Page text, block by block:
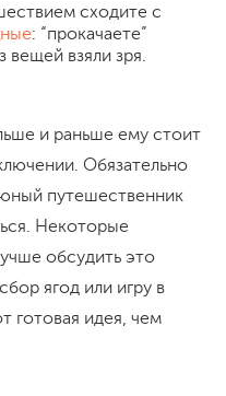
сходите с
: “прокачаете”
взяли зря.
и раньше ему стоит
Обязательно
путешественник
Некоторые
обсудить это
ягод или игру в
готовая идея, чем